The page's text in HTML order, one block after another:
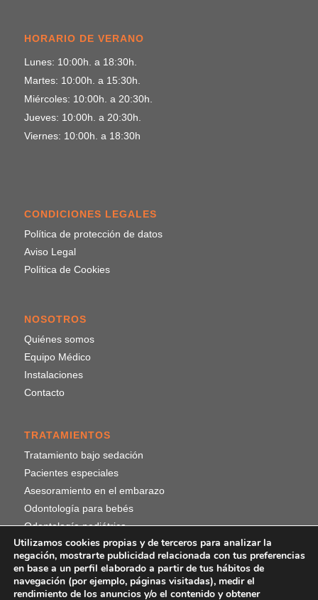
HORARIO DE VERANO
Lunes: 10:00h. a 18:30h.
Martes: 10:00h. a 15:30h.
Miércoles: 10:00h. a 20:30h.
Jueves: 10:00h. a 20:30h.
Viernes: 10:00h. a 18:30h
CONDICIONES LEGALES
Política de protección de datos
Aviso Legal
Política de Cookies
NOSOTROS
Quiénes somos
Equipo Médico
Instalaciones
Contacto
TRATAMIENTOS
Tratamiento bajo sedación
Pacientes especiales
Asesoramiento en el embarazo
Odontología para bebés
Odontología pediátrica
¡SÍGUENOS!
Utilizamos cookies propias y de terceros para analizar la
negación, mostrarte publicidad relacionada con tus preferencias
en base a un perfil elaborado a partir de tus hábitos de
navegación (por ejemplo, páginas visitadas), medir el
rendimiento de los anuncios y/o el contenido y obtener